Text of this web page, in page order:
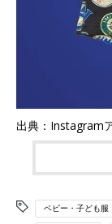
出典：Instagram
ベビー・子ども服